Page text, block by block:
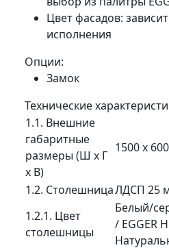
Цвет фасадов:
исполнения
Опции:
Замок
Технические
1.1. Внешние
габаритные
размеры (Ш х Г
х В)
1500 х
1.2. СтолешницаЛДСП 25
1.2.1. Цвет
столешницы
Белый/
/ EGGER